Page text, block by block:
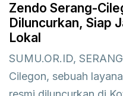
Zendo Serang-
Diluncurkan, Siap
Lokal
SUMU.OR.ID,
Cilegon, sebuah